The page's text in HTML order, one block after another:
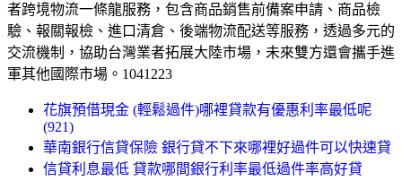
者跨境物流一條龍服務，包含商品銷售前備案申請、商品檢
驗、報關報檢、進口清倉、後端物流配送等服務，透過多元的
交流機制，協助台灣業者拓展大陸市場，未來雙方還會攜手進
軍其他國際市場。1041223
花旗預借現金 (輕鬆過件)哪裡貸款有優惠利率最低呢
(921)
華南銀行信貸保險 銀行貸不下來哪裡好過件可以快速貸
信貸利息最低 貸款哪間銀行利率最低過件率高好貸